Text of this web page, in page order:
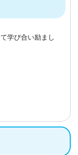
学び合い励まし